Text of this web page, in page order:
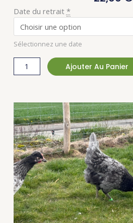
Date du retrait *
Sélectionnez une date
quantité
La
"Eurocana
Bleue"
(Oeufs
Ajouter Au Panier